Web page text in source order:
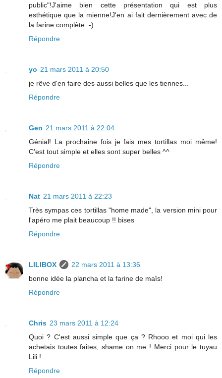
public"!J'aime bien cette présentation qui est plus
esthétique que la mienne!J'en ai fait dernièrement avec de
la farine complète :-)
Répondre
yo 21 mars 2011 à 20:50
je rêve d'en faire des aussi belles que les tiennes...
Répondre
Gen 21 mars 2011 à 22:04
Génial! La prochaine fois je fais mes tortillas moi même!
C'est tout simple et elles sont super belles ^^
Répondre
Nat 21 mars 2011 à 22:23
Très sympas ces tortillas "home made", la version mini pour
l'apéro me plait beaucoup !! bises
Répondre
LILIBOX
22 mars 2011 à 13:36
bonne idée la plancha et la farine de maïs!
Répondre
Chris 23 mars 2011 à 12:24
Quoi ? C'est aussi simple que ça ? Rhooo et moi qui les
achetais toutes faites, shame on me ! Merci pour le tuyau
Lili !
Répondre